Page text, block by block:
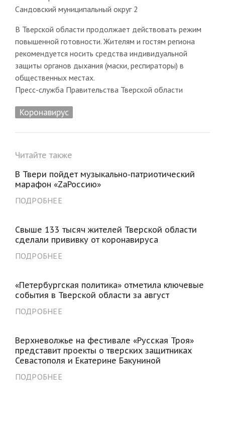
Сандовский муниципальный округ 2
В Тверской области продолжает действовать режим
повышенной готовности. Жителям и гостям региона
рекомендуется носить средства индивидуальной
защиты органов дыхания (маски, респираторы) в
общественных местах.
Пресс-служба Правительства Тверской области
Коронавирус
Читайте также
В Твери пойдет музыкально-патриотический
марафон «ZaРоссию»
ПОДРОБНЕЕ
Свыше 133 тысяч жителей Тверской области
сделали прививку от коронавируса
ПОДРОБНЕЕ
«Петербургская политика» отметила ключевые
события в Тверской области за август
ПОДРОБНЕЕ
Верхневолжье на фестивале «Русская Троя»
представит проекты о тверских защитниках
Севастополя и Екатерине Бакуниной
ПОДРОБНЕЕ